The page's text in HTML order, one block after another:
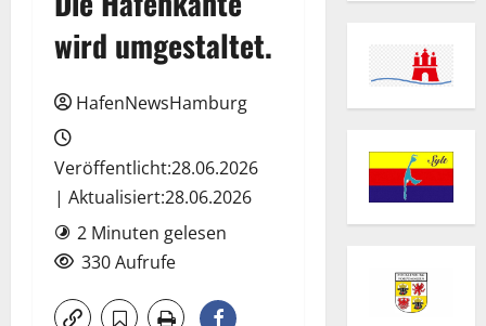
wird umgestaltet.
HafenNewsHamburg
Veröffentlicht:28.06.2026
| Aktualisiert:28.06.2026
2 Minuten gelesen
330 Aufrufe